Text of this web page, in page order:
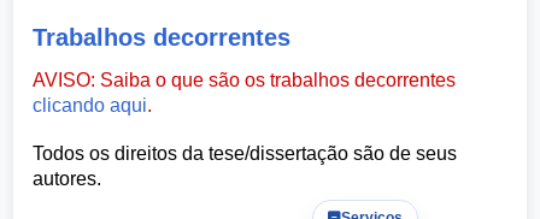
Trabalhos decorrentes
AVISO: Saiba o que são os trabalhos decorrentes
clicando aqui.
Todos os direitos da tese/dissertação são de seus
autores.